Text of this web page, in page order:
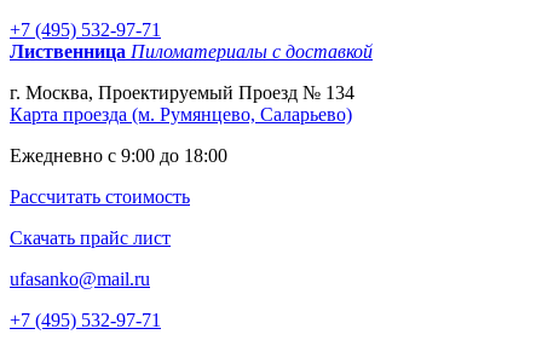
+7 (495) 532-97-71
Лиственница Пиломатериалы с доставкой
г. Москва, Проектируемый Проезд № 134
Карта проезда (м. Румянцево, Саларьево)
Ежедневно с 9:00 до 18:00
Рассчитать стоимость
Скачать прайс лист
ufasanko@mail.ru
+7 (495) 532-97-71